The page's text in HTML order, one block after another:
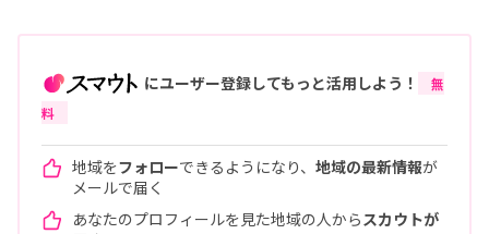
にユーザー登録してもっと活用しよう！
無
料
地域をフォローできるようになり、 地域の最新情報が
メールで届く
あなたのプロフィールを見た地域の人から スカウトが